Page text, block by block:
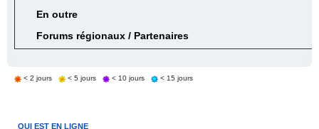
En outre
Forums régionaux / Partenaires
< 2 jours < 5 jours < 10 jours < 15 jours
QUI EST EN LIGNE